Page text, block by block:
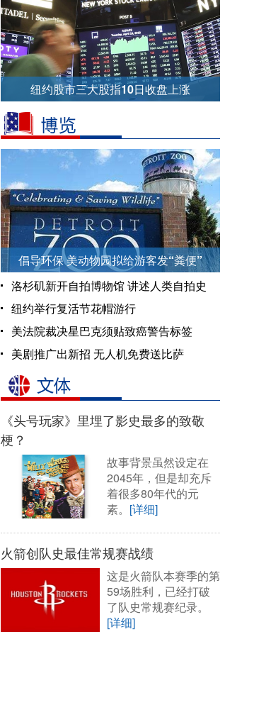
纽约股市三大股指10日收盘上涨
倡导环保 美动物园拟给游客发“粪便”
洛杉矶新开自拍博物馆 讲述人类自拍史
纽约举行复活节花帽游行
美法院裁决星巴克须贴致癌警告标签
美剧推广出新招 无人机免费送比萨
《头号玩家》里埋了影史最多的致敬
梗？
故事背景虽然设定在
2045年，但是却充斥
着很多80年代的元
素。 [详细]
火箭创队史最佳常规赛战绩
这是火箭队本赛季的第
59场胜利，已经打破
了队史常规赛纪录。
[详细]